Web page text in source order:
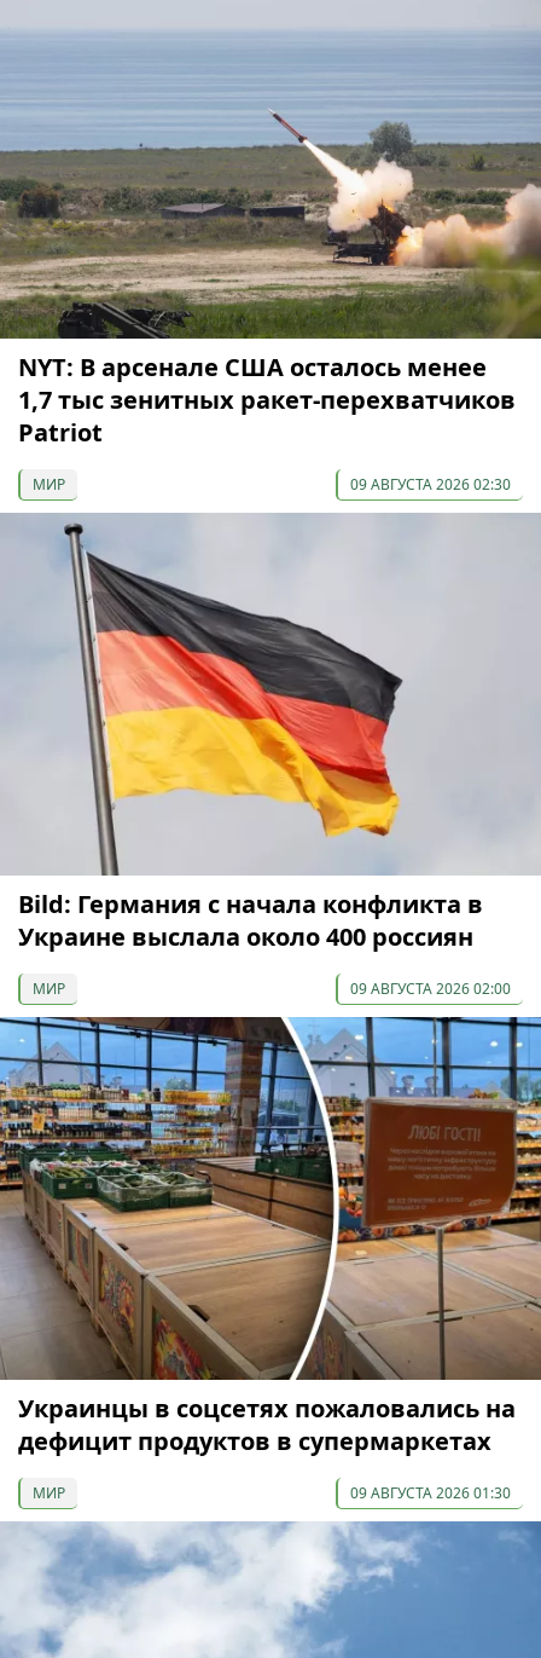
NYT: В арсенале США осталось менее
1,7 тыс зенитных ракет-перехватчиков
Patriot
МИР 09 АВГУСТА 2026 02:30
Bild: Германия с начала конфликта в
Украине выслала около 400 россиян
МИР 09 АВГУСТА 2026 02:00
Украинцы в соцсетях пожаловались на
дефицит продуктов в супермаркетах
МИР 09 АВГУСТА 2026 01:30